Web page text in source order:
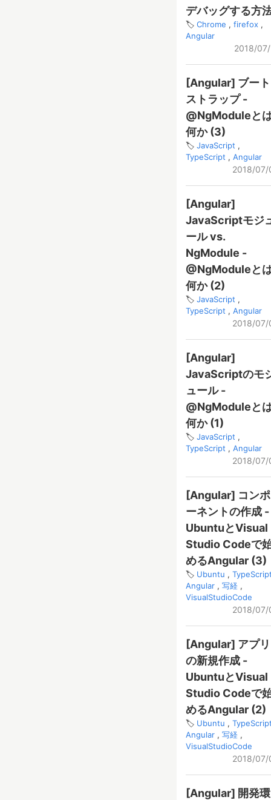
デバッグする方
Chrome
firefox
Angular
2018/
[Angular] ブート
ストラップ -
@NgModuleと
何か (3)
JavaScript
TypeScript
Angular
2018/07/
[Angular]
JavaScriptモジ
ール vs.
NgModule -
@NgModuleと
何か (2)
JavaScript
TypeScript
Angular
2018/07/
[Angular]
JavaScriptのモ
ュール -
@NgModuleと
何か (1)
JavaScript
TypeScript
Angular
2018/07/
[Angular] コンポ
ーネントの作成 -
UbuntuとVisual
Studio Codeで
めるAngular (3)
Ubuntu
Angular
写経
VisualStudioCode
2018/07/
[Angular] アプリ
の新規作成 -
UbuntuとVisual
Studio Codeで
めるAngular (2)
Ubuntu
Angular
写経
VisualStudioCode
2018/07/
[Angular] 開発環